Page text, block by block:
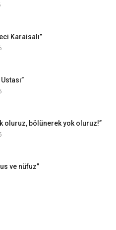
Karaisalı”
oluruz, bölünerek yok oluruz!”
ve nüfuz”